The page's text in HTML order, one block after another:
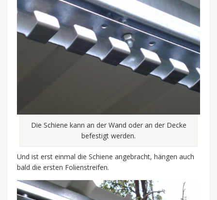
Die Schiene kann an der Wand oder an der Decke
befestigt werden.
Und ist erst einmal die Schiene angebracht, hängen auch
bald die ersten Folienstreifen.